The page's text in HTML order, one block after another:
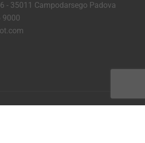
- 35011 Campodarsego Padova
9000